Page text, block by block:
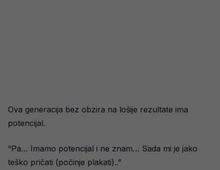
Ova generacija bez obzira na lošije rezultate ima
potencijal.
“Pa… Imamo potencijal i ne znam… Sada mi je jako
teško pričati (počinje plakati)..”